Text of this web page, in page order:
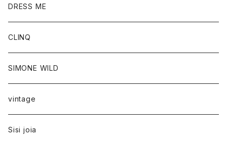
DRESS ME
CLINQ
SIMONE WILD
vintage
Sisi joia